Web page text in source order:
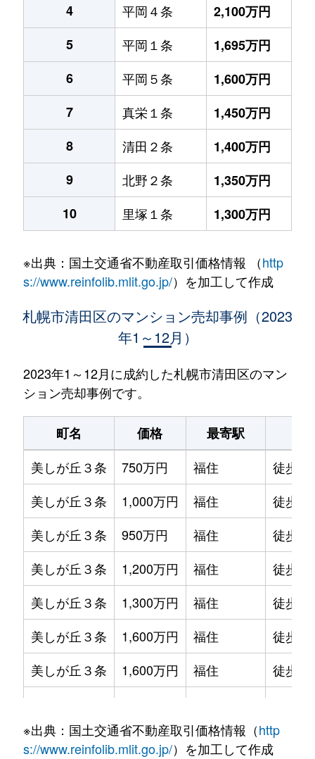
4
平岡４条
2,100万円
5
平岡１条
1,695万円
6
平岡５条
1,600万円
7
真栄１条
1,450万円
8
清田２条
1,400万円
9
北野２条
1,350万円
10
里塚１条 1,300万円
※出典：国土交通省不動産取引価格情報 （http
s://www.reinfolib.mlit.go.jp/）を加工して作成
札幌市清田区のマンション売却事例（2023
年1～12月）
2023年1～12月に成約した札幌市清田区のマン
ション売却事例です。
町名 価格 最寄駅
美しが丘３条
750万円 福住
徒歩1
美しが丘３条
1,000万円 福住
徒歩1
美しが丘３条
950万円 福住
徒歩1
美しが丘３条
1,200万円 福住
徒歩1
美しが丘３条
1,300万円 福住
徒歩1
美しが丘３条
1,600万円 福住
徒歩1
美しが丘３条
1,600万円 福住
徒歩1
北野２条
1,300万円 南郷18丁目
徒歩
※出典：国土交通省不動産取引価格情報（http
s://www.reinfolib.mlit.go.jp/）を加工して作成